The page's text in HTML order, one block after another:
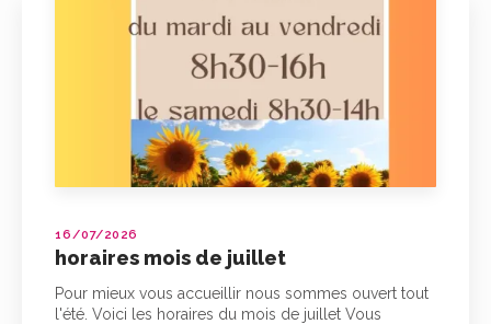
16/07/2026
horaires mois de juillet
Pour mieux vous accueillir nous sommes ouvert tout
l'été. Voici les horaires du mois de juillet Vous